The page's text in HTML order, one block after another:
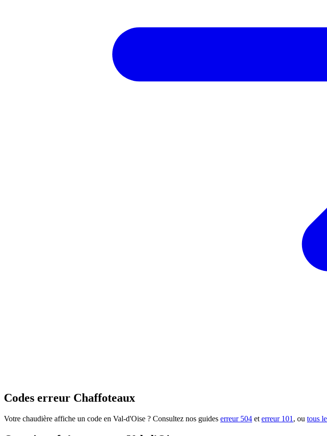
Codes erreur Chaffoteaux
Votre chaudière affiche un code en Val-d'Oise ? Consultez nos guides erreur 504 et erreur 101 , ou tous